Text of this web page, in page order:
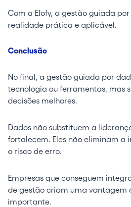
Com a Elofy, a gestão guiada
realidade prática e aplicável.
Conclusão
No final, a gestão guiada por
tecnologia ou ferramentas, mas
decisões melhores.
Dados não substituem a
fortalecem. Eles não eliminam a
o risco de erro.
Empresas que conseguem
de gestão criam uma vantagem
importante.